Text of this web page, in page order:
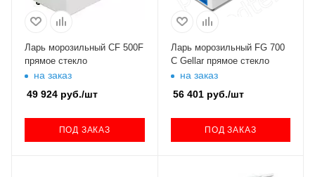
Ларь морозильный CF 500F
прямое стекло
на заказ
49 924 руб./шт
ПОД ЗАКАЗ
Ларь морозильный FG 700
C Gellar прямое стекло
на заказ
56 401руб./шт
ПОД ЗАКАЗ